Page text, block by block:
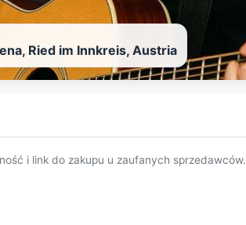
Ried im Innkreis, Austria
i link do zakupu u zaufanych sprzedawców.